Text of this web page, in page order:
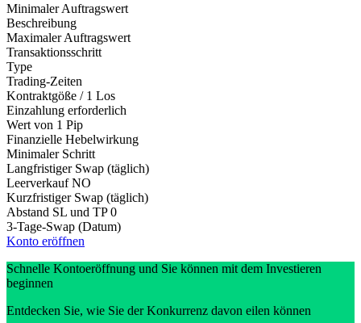
Minimaler Auftragswert
Beschreibung
Maximaler Auftragswert
Transaktionsschritt
Type
Trading-Zeiten
Kontraktgöße / 1 Los
Einzahlung erforderlich
Wert von 1 Pip
Finanzielle Hebelwirkung
Minimaler Schritt
Langfristiger Swap (täglich)
Leerverkauf NO
Kurzfristiger Swap (täglich)
Abstand SL und TP 0
3-Tage-Swap (Datum)
Konto eröffnen
Schnelle Kontoeröffnung und Sie können mit dem Investieren
beginnen
Entdecken Sie, wie Sie der Konkurrenz davon eilen können